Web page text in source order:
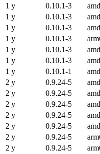
1 y
0.10.1-3
1 y
0.10.1-3
1 y
0.10.1-3
1 y
0.10.1-3
1 y
0.10.1-3
1 y
0.10.1-3
1 y
0.10.1-1
2 y
0.9.24-5
2 y
0.9.24-5
2 y
0.9.24-5
2 y
0.9.24-5
2 y
0.9.24-5
2 y
0.9.24-5
2 y
0.9.24-5